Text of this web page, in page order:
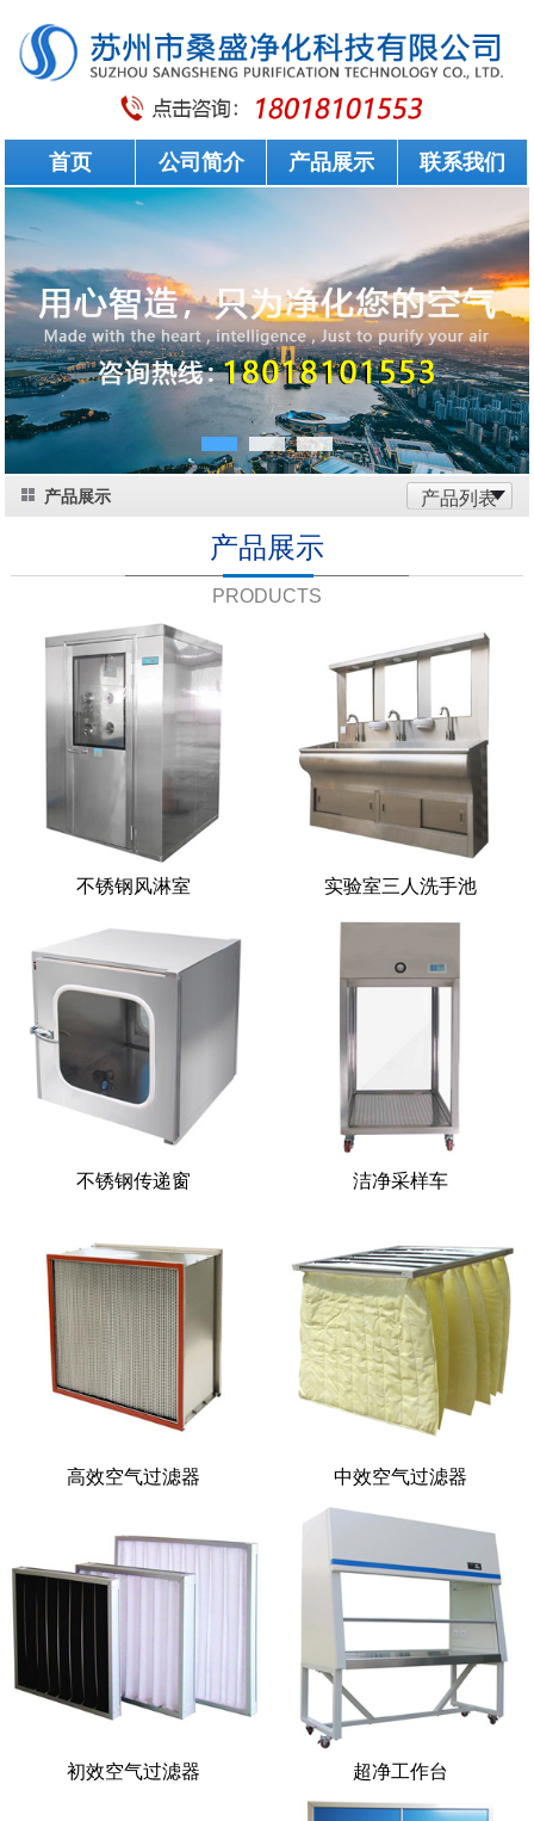
首页 公司简介 产品展示 联系我们
产品展示 产品列表
产品展示
PRODUCTS
不锈钢风淋室 实验室三人洗手池
不锈钢传递窗 洁净采样车
高效空气过滤器 中效空气过滤器
初效空气过滤器 超净工作台